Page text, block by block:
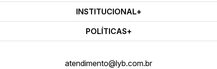
INSTITUCIONAL
POLÍTICAS
atendimento@lyb.com.br